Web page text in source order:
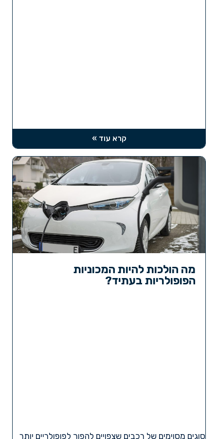
קרא עוד »
מה הולכות להיות המכוניות
הפופולריות בעתיד?
סוגים מסוימים של רכבים שצפויים להפוך לפופולריים יותר